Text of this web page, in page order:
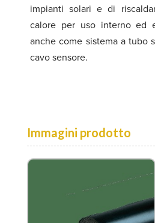
impianti solari e di
calore per uso interno ed
anche come sistema a tubo
cavo sensore.
Immagini prodotto